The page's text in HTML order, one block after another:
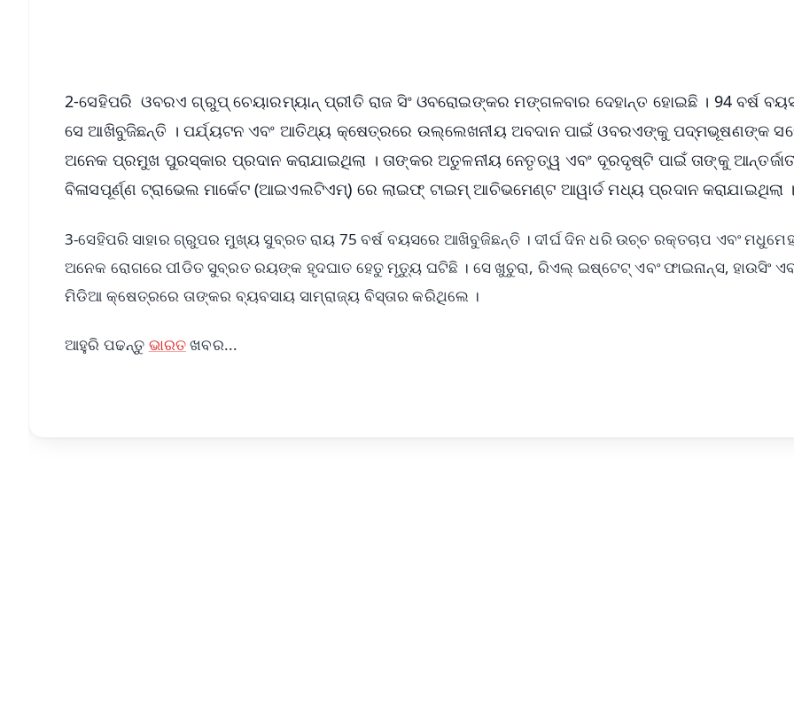
2-ସେହିପରି ଓବରଏ ଗ୍ରୁପ୍ ଚେୟାରମ୍ୟାନ୍ ପ୍ରୀତି ରାଜ ସିଂ ଓବରୋଇଙ୍କର ମଙ୍ଗଳବାର ଦେହାନ୍ତ ହୋଇଛି । 94 ବର୍ଷ
ସେ ଆଖିବୁଜିଛନ୍ତି । ପର୍ଯ୍ୟଟନ ଏବଂ ଆତିଥ୍ୟ କ୍ଷେତ୍ରରେ ଉଲ୍ଲେଖନୀୟ ଅବଦାନ ପାଇଁ ଓବରଏଙ୍କୁ ପଦ୍ମଭୂଷଣଙ୍କ
ଅନେକ ପ୍ରମୁଖ ପୁରସ୍କାର ପ୍ରଦାନ କରାଯାଇଥିଲା । ତାଙ୍କର ଅତୁଳନୀୟ ନେତୃତ୍ୱ ଏବଂ ଦୂରଦୃଷ୍ଟି ପାଇଁ ତାଙ୍କୁ
ବିଳାସପୂର୍ଣ୍ଣ ଟ୍ରାଭେଲ ମାର୍କେଟ (ଆଇଏଲଟିଏମ୍) ରେ ଲାଇଫ୍ ଟାଇମ୍ ଆଚିଭମେଣ୍ଟ ଆୱାର୍ଡ ମଧ୍ୟ ପ୍ରଦାନ କରାଯାଇଥିଲା ।
3-ସେହିପରି ସାହାର ଗ୍ରୁପର ମୁଖ୍ୟ ସୁବ୍ରତ ରାୟ 75 ବର୍ଷ ବୟସରେ ଆଖିବୁଜିଛନ୍ତି । ଦୀର୍ଘ ଦିନ ଧରି ଉଚ୍ଚ ରକ୍ତଚାପ ଏବଂ
ଅନେକ ରୋଗରେ ପୀଡିତ ସୁବ୍ରତ ରୟଙ୍କ ହୃଦଘାତ ହେତୁ ମୃତ୍ୟୁ ଘଟିଛି । ସେ ଖୁଚୁରା, ରିଏଲ୍ ଇଷ୍ଟେଟ୍ ଏବଂ ଫାଇନାନ୍ସ, ହାଉସିଂ
ମିଡିଆ କ୍ଷେତ୍ରରେ ତାଙ୍କର ବ୍ୟବସାୟ ସାମ୍ରାଜ୍ୟ ବିସ୍ତାର କରିଥିଲେ ।
ଆହୁରି ପଢନ୍ତୁ ଭାରତଖବର...